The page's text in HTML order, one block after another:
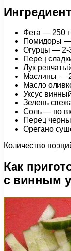
Фета — 250
Помидоры —
Огурцы — 2-
Перец
Лук
Маслины —
Масло
Уксус
Зелень
Соль — по
Перец
Орегано
Количество
Как
с винным